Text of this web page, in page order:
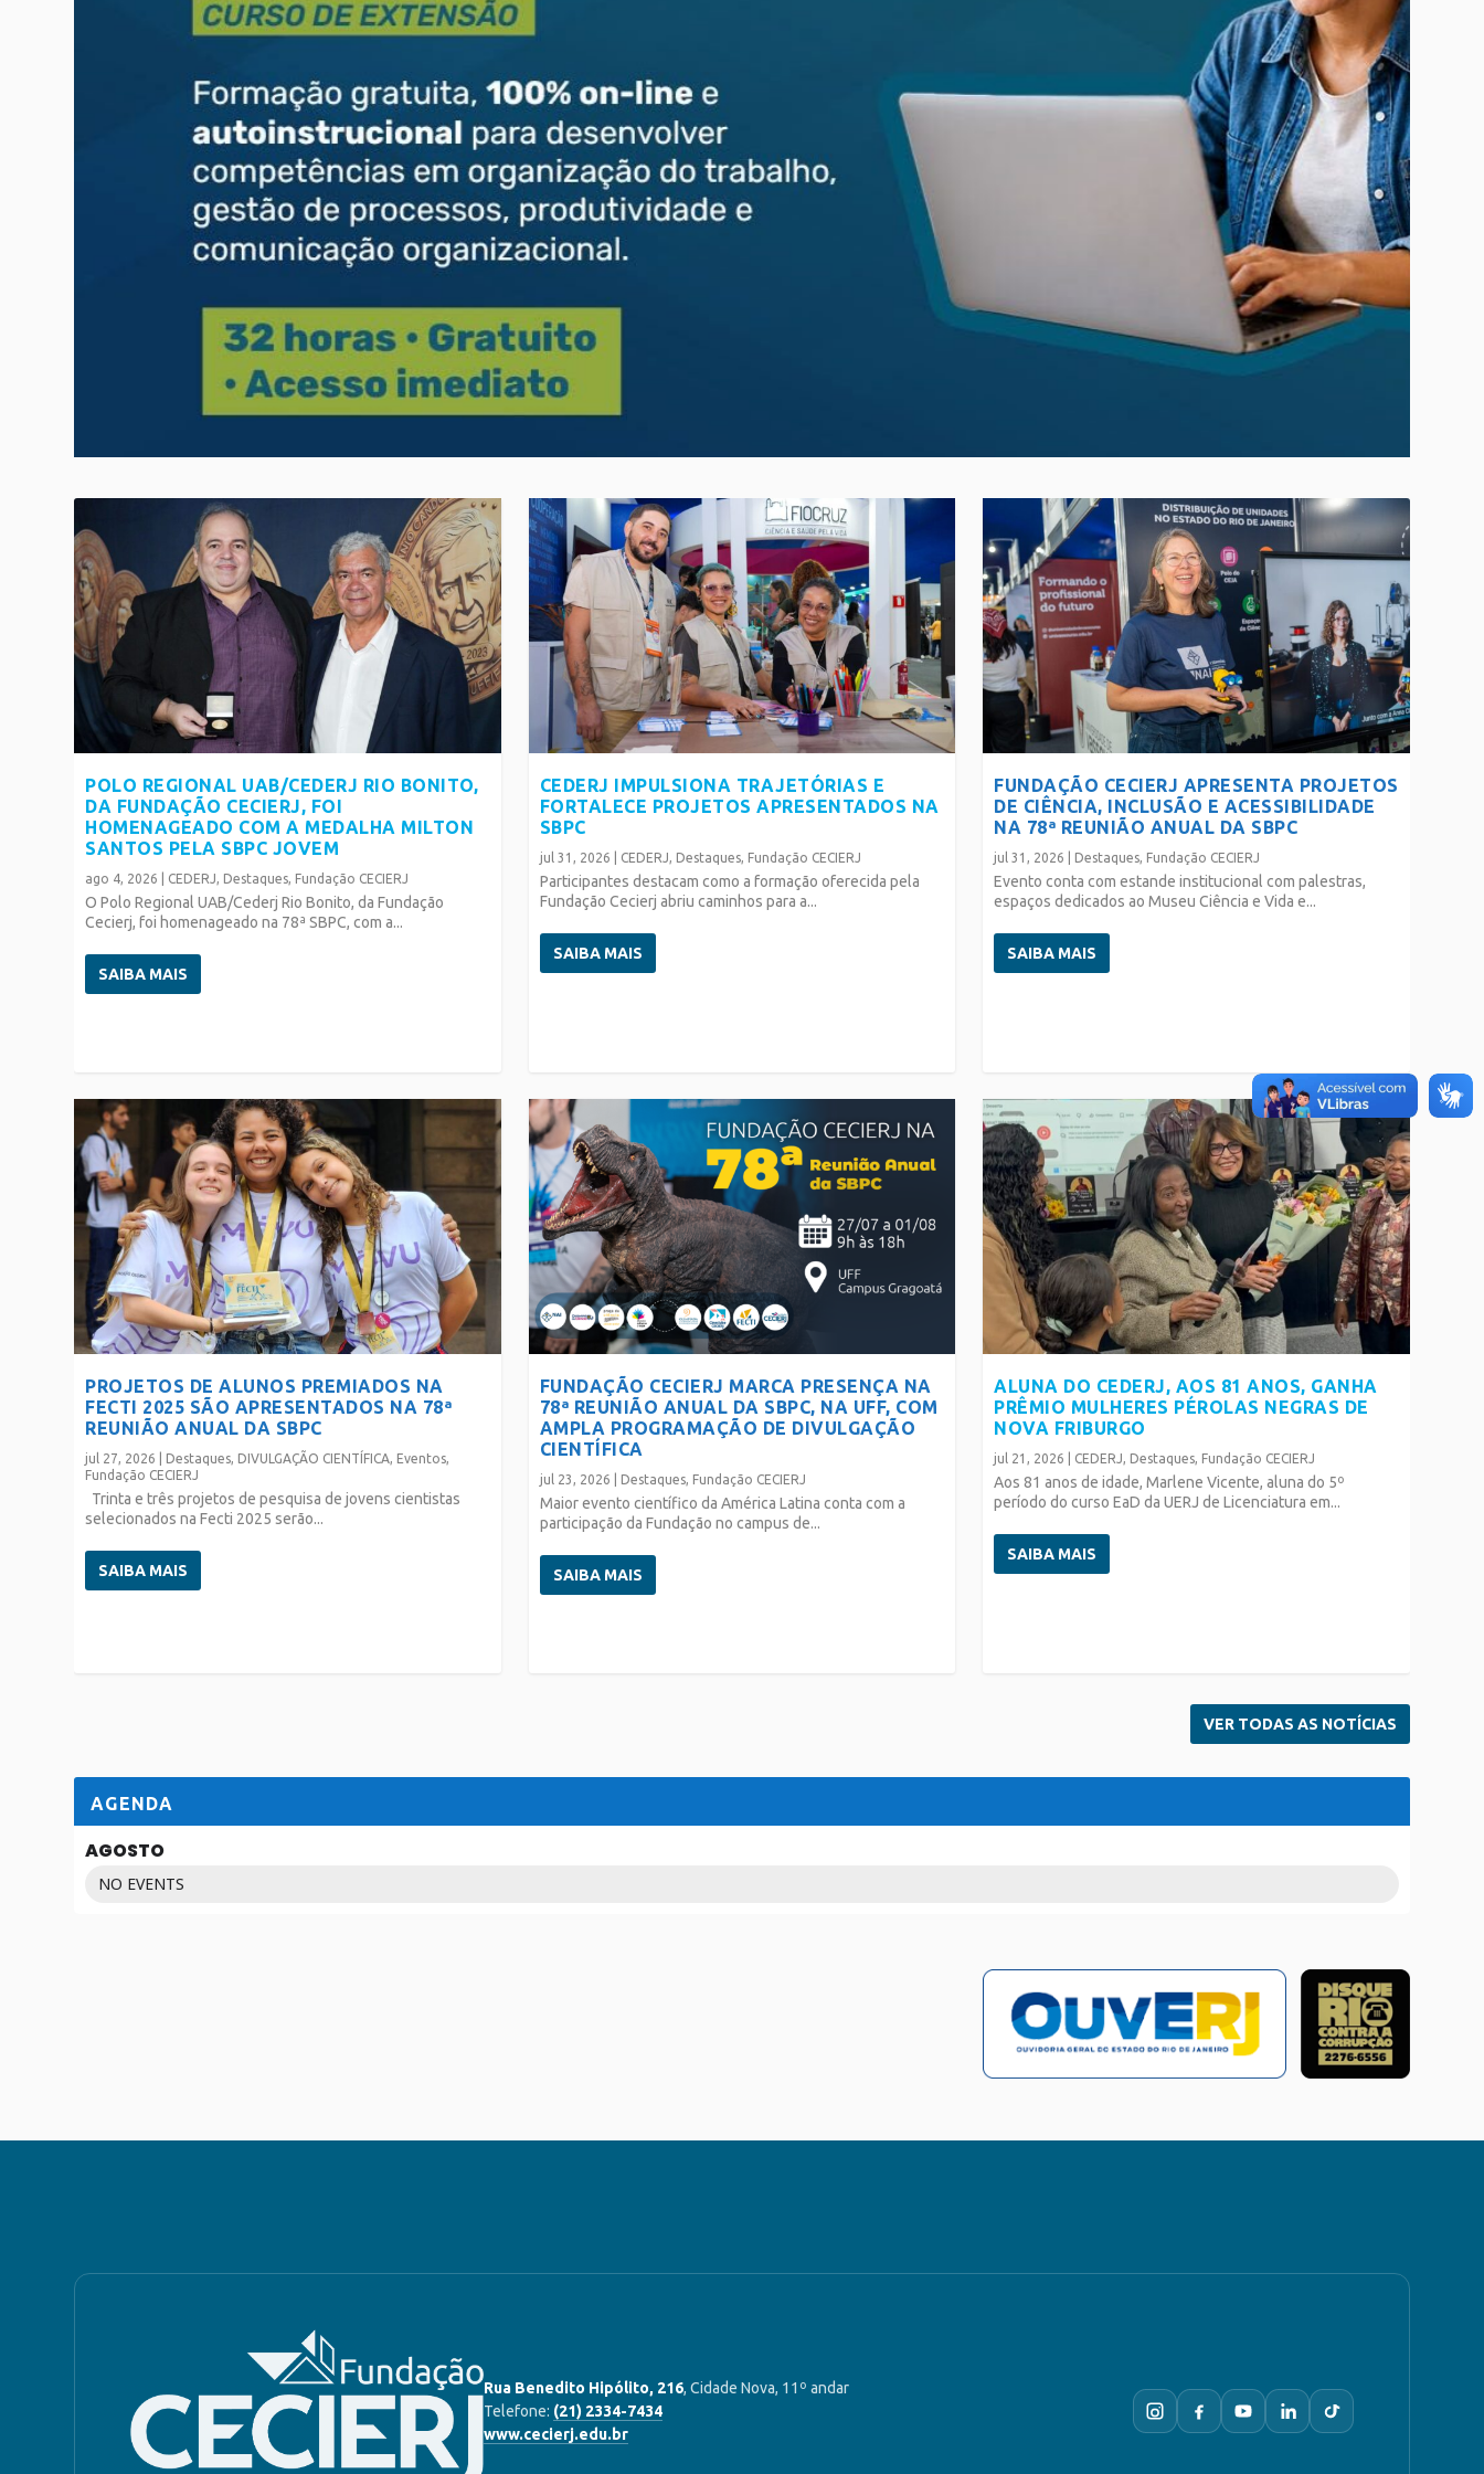
POLO REGIONAL UAB/CEDERJ RIO BONITO,
DA FUNDAÇÃO CECIERJ, FOI
HOMENAGEADO COM A MEDALHA MILTON
SANTOS PELA SBPC JOVEM
ago 4, 2026 CEDERJ, Destaques, Fundação CECIERJ
O Polo Regional UAB/Cederj Rio Bonito, da Fundação
Cecierj, foi homenageado na 78ª SBPC, com a...
SAIBA MAIS
PROJETOS DE ALUNOS PREMIADOS NA
FECTI 2025 SÃO APRESENTADOS NA 78ª
REUNIÃO ANUAL DA SBPC
jul 27, 2026 Destaques, DIVULGAÇÃO CIENTÍFICA, Eventos,
Fundação CECIERJ
Trinta e três projetos de pesquisa de jovens cientistas
selecionados na Fecti 2025 serão...
SAIBA MAIS
CEDERJ IMPULSIONA TRAJETÓRIAS E
FORTALECE PROJETOS APRESENTADOS NA
SBPC
jul 31, 2026 CEDERJ, Destaques, Fundação CECIERJ
Participantes destacam como a formação oferecida pela
Fundação Cecierj abriu caminhos para a...
SAIBA MAIS
FUNDAÇÃO CECIERJ MARCA PRESENÇA NA
78ª REUNIÃO ANUAL DA SBPC, NA UFF, COM
AMPLA PROGRAMAÇÃO DE DIVULGAÇÃO
CIENTÍFICA
jul 23, 2026 Destaques, Fundação CECIERJ
Maior evento científico da América Latina conta com a
participação da Fundação no campus de...
SAIBA MAIS
FUNDAÇÃO CECIERJ APRESENTA PROJETOS
DE CIÊNCIA, INCLUSÃO E ACESSIBILIDADE
NA 78ª REUNIÃO ANUAL DA SBPC
jul 31, 2026 Destaques, Fundação CECIERJ
Evento conta com estande institucional com palestras,
espaços dedicados ao Museu Ciência e Vida e...
SAIBA MAIS
ALUNA DO CEDERJ, AOS 81 ANOS, GANHA
PRÊMIO MULHERES PÉROLAS NEGRAS DE
NOVA FRIBURGO
jul 21, 2026 CEDERJ, Destaques, Fundação CECIERJ
Aos 81 anos de idade, Marlene Vicente, aluna do 5º
período do curso EaD da UERJ de Licenciatura em...
SAIBA MAIS
VER TODAS AS NOTÍCIAS
AGENDA
AGOSTO
NO EVENTS
Rua Benedito Hipólito, 216, Cidade Nova, 11º andar
Telefone: (21) 2334-7434
www.cecierj.edu.br